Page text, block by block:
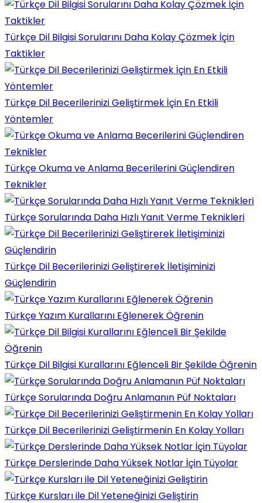
Türkçe Dil Bilgisi Sorularını Daha Kolay Çözmek İçin
Taktikler
Türkçe Dil Becerilerinizi Geliştirmek İçin En Etkili
Yöntemler
Türkçe Okuma ve Anlama Becerilerini Güçlendiren
Teknikler
Türkçe Sorularında Daha Hızlı Yanıt Verme Teknikleri
Türkçe Dil Becerilerinizi Geliştirerek İletişiminizi
Güçlendirin
Türkçe Yazım Kurallarını Eğlenerek Öğrenin
Türkçe Dil Bilgisi Kurallarını Eğlenceli Bir Şekilde Öğrenin
Türkçe Sorularında Doğru Anlamanın Püf Noktaları
Türkçe Dil Becerilerinizi Geliştirmenin En Kolay Yolları
Türkçe Derslerinde Daha Yüksek Notlar İçin Tüyolar
Türkçe Kursları ile Dil Yeteneğinizi Geliştirin